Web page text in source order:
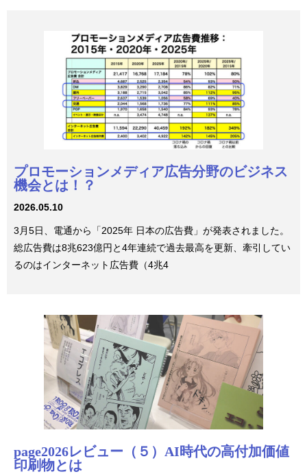
プロモーションメディア広告分野のビジネス
機会とは！？
2026.05.10
3月5日、電通から「2025年 日本の広告費」が発表されました。
総広告費は8兆623億円と4年連続で過去最高を更新、牽引してい
るのはインターネット広告費（4兆4
page2026レビュー（５）AI時代の高付加価値
印刷物とは